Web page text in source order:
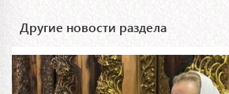
Другие новости раздела